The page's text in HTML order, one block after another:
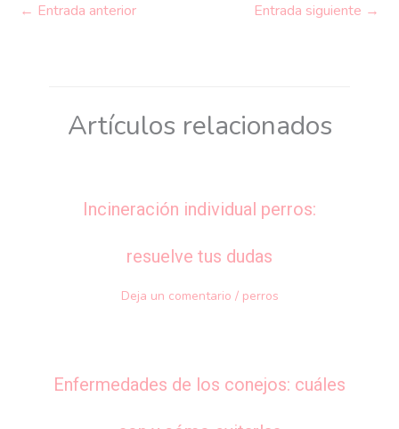
← Entrada anterior Entrada siguiente →
Artículos relacionados
Incineración individual perros:
resuelve tus dudas
Deja un comentario / perros
Enfermedades de los conejos: cuáles